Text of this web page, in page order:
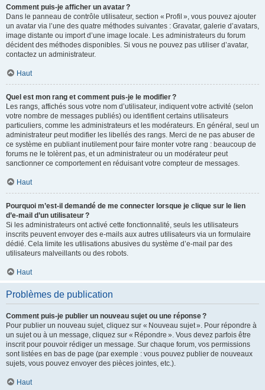
Comment puis-je afficher un avatar ?
Dans le panneau de contrôle utilisateur, section « Profil », vous pouvez ajouter
un avatar via l’une des quatre méthodes suivantes : Gravatar, galerie d’avatars,
image distante ou import d’une image locale. Les administrateurs du forum
décident des méthodes disponibles. Si vous ne pouvez pas utiliser d’avatar,
contactez un administrateur.
Haut
Quel est mon rang et comment puis-je le modifier ?
Les rangs, affichés sous votre nom d’utilisateur, indiquent votre activité (selon
votre nombre de messages publiés) ou identifient certains utilisateurs
particuliers, comme les administrateurs et les modérateurs. En général, seul un
administrateur peut modifier les libellés des rangs. Merci de ne pas abuser de
ce système en publiant inutilement pour faire monter votre rang : beaucoup de
forums ne le tolèrent pas, et un administrateur ou un modérateur peut
sanctionner ce comportement en réduisant votre compteur de messages.
Haut
Pourquoi m’est-il demandé de me connecter lorsque je clique sur le lien
d’e-mail d’un utilisateur ?
Si les administrateurs ont activé cette fonctionnalité, seuls les utilisateurs
inscrits peuvent envoyer des e-mails aux autres utilisateurs via un formulaire
dédié. Cela limite les utilisations abusives du système d’e-mail par des
utilisateurs malveillants ou des robots.
Haut
Problèmes de publication
Comment puis-je publier un nouveau sujet ou une réponse ?
Pour publier un nouveau sujet, cliquez sur « Nouveau sujet ». Pour répondre à
un sujet ou à un message, cliquez sur « Répondre ». Vous devez parfois être
inscrit pour pouvoir rédiger un message. Sur chaque forum, vos permissions
sont listées en bas de page (par exemple : vous pouvez publier de nouveaux
sujets, vous pouvez envoyer des pièces jointes, etc.).
Haut